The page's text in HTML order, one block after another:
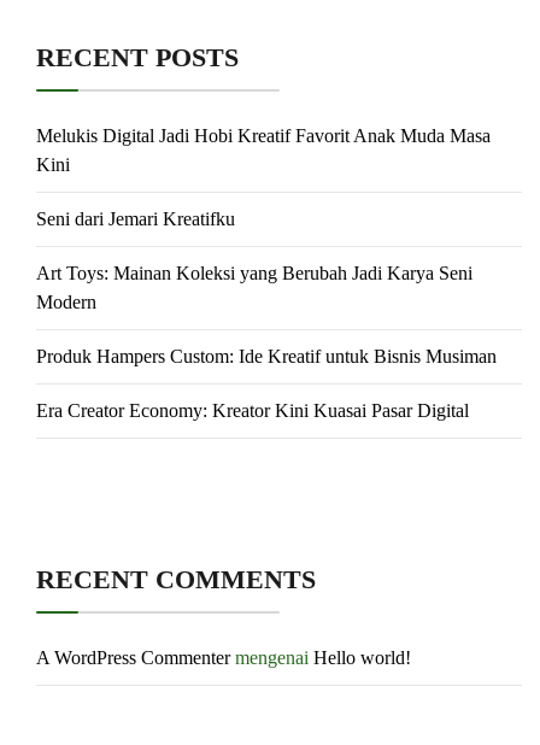
RECENT POSTS
Melukis Digital Jadi Hobi Kreatif Favorit Anak Muda Masa
Kini
Seni dari Jemari Kreatifku
Art Toys: Mainan Koleksi yang Berubah Jadi Karya Seni
Modern
Produk Hampers Custom: Ide Kreatif untuk Bisnis Musiman
Era Creator Economy: Kreator Kini Kuasai Pasar Digital
RECENT COMMENTS
A WordPress Commentermengenai Hello world!